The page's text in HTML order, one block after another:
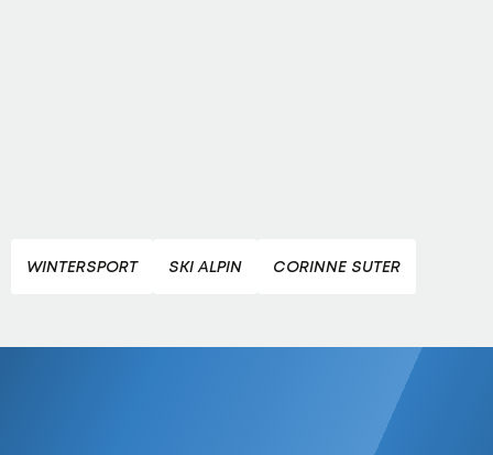
WINTERSPORT SKI ALPIN CORINNE SUTER